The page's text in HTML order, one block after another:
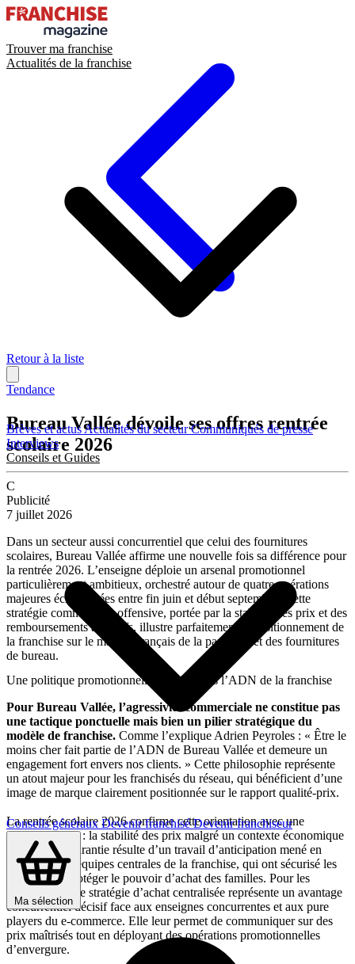
Trouver ma franchise
Actualités de la franchise
Brèves et actusActualités du secteurCommuniqués de presse
Interviews
Conseils et Guides
Conseils généraux Devenir franchiséDevenir franchiseur
Ma sélection
Retour à la liste
Tendance
Bureau Vallée dévoile ses offres rentrée
scolaire 2026
C
Publicité
7 juillet 2026
Dans un secteur aussi concurrentiel que celui des fournitures
scolaires, Bureau Vallée affirme une nouvelle fois sa différence pour
la rentrée 2026. L’enseigne déploie un arsenal promotionnel
particulièrement ambitieux, orchestré autour de quatre opérations
majeures échelonnées entre fin juin et début septembre. Cette
stratégie commerciale offensive, portée par la stabilité des prix et des
remboursements attractifs, illustre parfaitement le positionnement de
la franchise sur le marché français de la papeterie et des fournitures
de bureau.
Une politique promotionnelle inscrite dans l’ADN de la franchise
Pour Bureau Vallée, l’agressivité commerciale ne constitue pas
une tactique ponctuelle mais bien un pilier stratégique du
modèle de franchise. Comme l’explique Adrien Peyroles : « Être le
moins cher fait partie de l’ADN de Bureau Vallée et demeure un
engagement fort envers nos clients. » Cette philosophie représente
un atout majeur pour les franchisés du réseau, qui bénéficient d’une
image de marque clairement positionnée sur le rapport qualité-prix.
La rentrée scolaire 2026 confirme cette orientation avec une
promesse forte : la stabilité des prix malgré un contexte économique
tendu. Cette garantie résulte d’un travail d’anticipation mené en
amont par les équipes centrales de la franchise, qui ont sécurisé les
achats pour protéger le pouvoir d’achat des familles. Pour les
franchisés, cette stratégie d’achat centralisée représente un avantage
concurrentiel décisif face aux enseignes concurrentes et aux pure
players du e-commerce. Elle leur permet de communiquer sur des
prix maîtrisés tout en déployant des opérations promotionnelles
d’envergure.